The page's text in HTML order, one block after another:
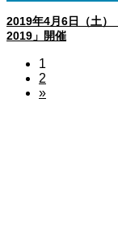
2019年4月6日（土）
2019」開催
1
2
»